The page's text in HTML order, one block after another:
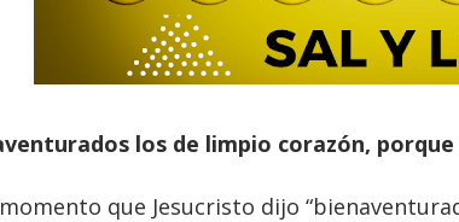
los de limpio corazón,
que Jesucristo dijo